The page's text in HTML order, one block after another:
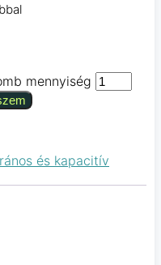
mennyiség
és kapacitív